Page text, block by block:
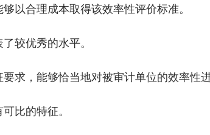
合理成本取得该效率性评价标准。
较优秀的水平。
，能够恰当地对被审计单位的效率性进
比的特征。